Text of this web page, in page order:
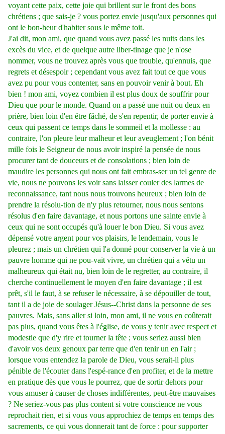
voyant cette paix, cette joie qui brillent sur le front des bons
chrétiens ; que sais-je ? vous portez envie jusqu'aux personnes qui
ont le bon-heur d'habiter sous le même toit.
J'ai dit, mon ami, que quand vous avez passé les nuits dans les
excès du vice, et de quelque autre liber-tinage que je n'ose
nommer, vous ne trouvez après vous que trouble, qu'ennuis, que
regrets et désespoir ; cependant vous avez fait tout ce que vous
avez pu pour vous contenter, sans en pouvoir venir à bout. Eh
bien ! mon ami, voyez combien il est plus doux de souffrir pour
Dieu que pour le monde. Quand on a passé une nuit ou deux en
prière, bien loin d'en être fâché, de s'en repentir, de porter envie à
ceux qui passent ce temps dans le sommeil et la mollesse : au
contraire, l'on pleure leur malheur et leur aveuglement ; l'on bénit
mille fois le Seigneur de nous avoir inspiré la pensée de nous
procurer tant de douceurs et de consolations ; bien loin de
maudire les personnes qui nous ont fait embras-ser un tel genre de
vie, nous ne pouvons les voir sans laisser couler des larmes de
reconnaissance, tant nous nous trouvons heureux ; bien loin de
prendre la résolu-tion de n'y plus retourner, nous nous sentons
résolus d'en faire davantage, et nous portons une sainte envie à
ceux qui ne sont occupés qu'à louer le bon Dieu. Si vous avez
dépensé votre argent pour vos plaisirs, le lendemain, vous le
pleurez ; mais un chrétien qui l'a donné pour conserver la vie à un
pauvre homme qui ne pou-vait vivre, un chrétien qui a vêtu un
malheureux qui était nu, bien loin de le regretter, au contraire, il
cherche continuellement le moyen d'en faire davantage ; il est
prêt, s'il le faut, à se refuser le nécessaire, à se dépouiller de tout,
tant il a de joie de soulager Jésus--Christ dans la personne de ses
pauvres. Mais, sans aller si loin, mon ami, il ne vous en coûterait
pas plus, quand vous êtes à l'église, de vous y tenir avec respect et
modestie que d'y rire et tourner la tête ; vous seriez aussi bien
d'avoir vos deux genoux par terre que d'en tenir un en l'air ;
lorsque vous entendez la parole de Dieu, vous serait-il plus
pénible de l'écouter dans l'espé-rance d'en profiter, et de la mettre
en pratique dès que vous le pourrez, que de sortir dehors pour
vous amuser à causer de choses indifférentes, peut-être mauvaises
? Ne seriez-vous pas plus content si votre conscience ne vous
reprochait rien, et si vous vous approchiez de temps en temps des
sacrements, ce qui vous donnerait tant de force : pour supporter